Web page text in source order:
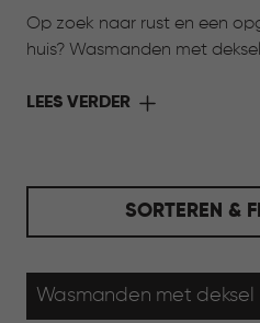
Op zoek naar rust en een
huis? Wasmanden met
voor een verzorgde
slaapkamer, en waar alles
LEES VERDER
SORTEREN &
Wasmanden met deksel